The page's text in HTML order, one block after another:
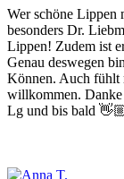
Wer schöne Lippen
besonders Dr.
Lippen! Zudem ist
Genau deswegen
Können. Auch fühlt
willkommen. Danke
Lg und bis bald